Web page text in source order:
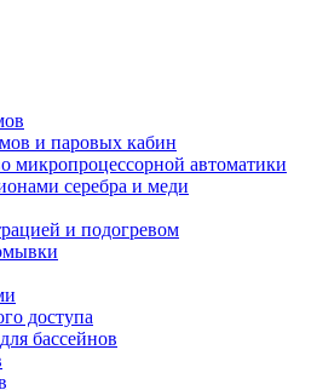
и паровых кабин
микропроцессорной автоматики
серебра и меди
и подогревом
доступа
бассейнов